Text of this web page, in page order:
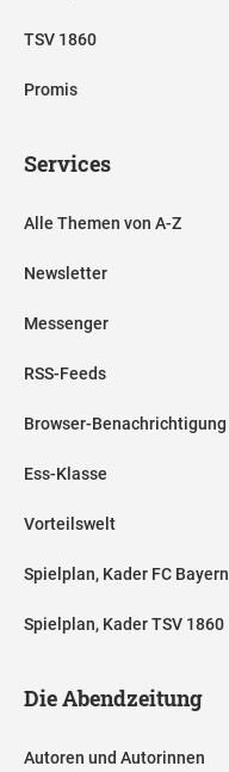
TSV 1860
Promis
Services
Alle Themen von A-Z
Newsletter
Messenger
RSS-Feeds
Browser-Benachrichtigung
Ess-Klasse
Vorteilswelt
Spielplan, Kader FC Bayern
Spielplan, Kader TSV 1860
Die Abendzeitung
Autoren und Autorinnen